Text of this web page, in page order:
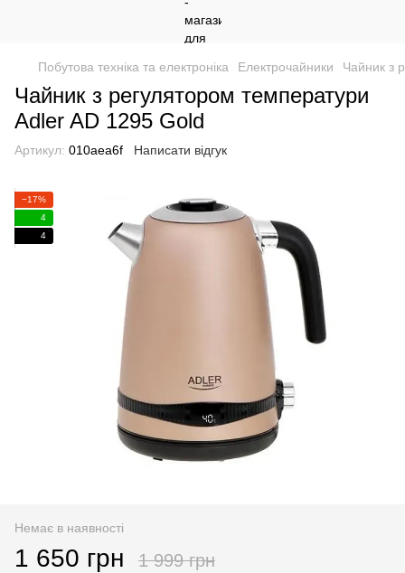
Побутова техніка та електроніка Електрочайники Чайник з
Чайник з регулятором температури
Adler AD 1295 Gold
Артикул: 010aea6f Написати відгук
−17%
4
4
Немає в наявності
1 650 грн 1 999 грн